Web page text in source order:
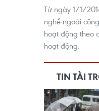
Từ ngày 1/1/
nghề ngoài
hoạt động theo
hoạt động.